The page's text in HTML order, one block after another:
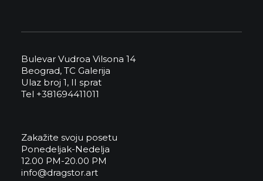
Bulevar Vudroa Vilsona 14
Beograd, TC Galerija
Ulaz broj 1, II sprat
Tel +381694411011
Zakažite svoju posetu
Ponedeljak-Nedelja
12.00 PM-20.00 PM
info@dragstor.art